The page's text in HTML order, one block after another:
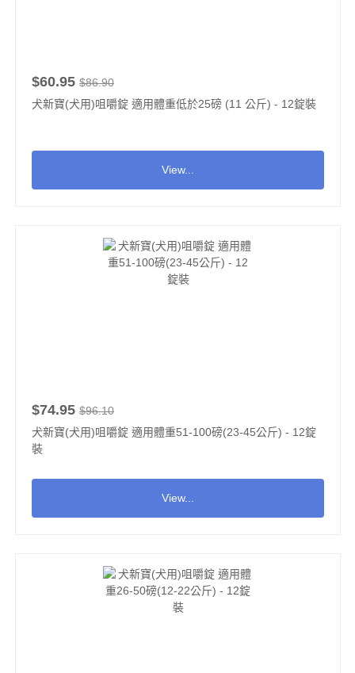
$60.95 $86.90
犬新寶(犬用)咀嚼錠 適用體重低於25磅 (11 公斤) - 12錠裝
View...
$74.95 $96.10
犬新寶(犬用)咀嚼錠 適用體重51-100磅(23-45公斤) - 12錠
裝
View...